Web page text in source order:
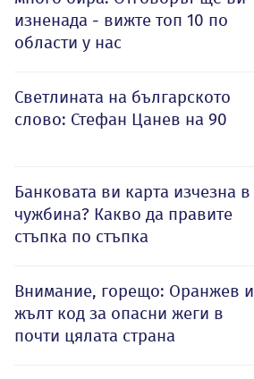
изненада - вижте топ 10 по
области у нас
Светлината на българското
слово: Стефан Цанев на 90
Банковата ви карта изчезна в
чужбина? Какво да правите
стъпка по стъпка
Внимание, горещо: Оранжев и
жълт код за опасни жеги в
почти цялата страна